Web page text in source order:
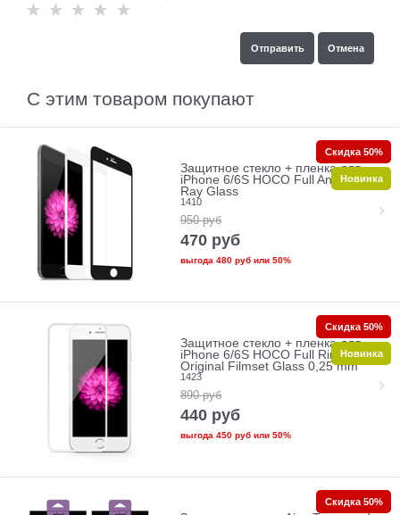
С этим товаром покупают
Защитное стекло + пленка для
iPhone 6/6S HOCO Full Anti-Blue
Ray Glass
1410
950 руб
470 руб
выгода 480 рубили 50%
Скидка 50%
Новинка
Защитное стекло + пленка для
iPhone 6/6S HOCO Full Rim
Original Filmset Glass 0,25 mm
1423
890 руб
440 руб
выгода 450 рубили 50%
Скидка 50%
Новинка
Скидка 50%